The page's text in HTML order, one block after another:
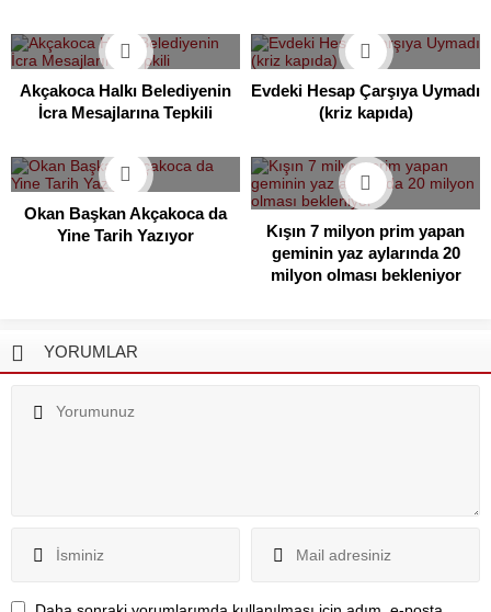
Akçakoca Halkı Belediyenin
İcra Mesajlarına Tepkili
Evdeki Hesap Çarşıya Uymadı
(kriz kapıda)
Okan Başkan Akçakoca da
Yine Tarih Yazıyor
Kışın 7 milyon prim yapan
geminin yaz aylarında 20
milyon olması bekleniyor
YORUMLAR